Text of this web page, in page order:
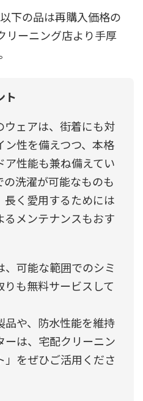
下の品は再購入価格の
リーニング店より手厚
ト
ウェアは、街着にも対
ン性を備えつつ、本格
ア性能も兼ね備えてい
の洗濯が可能なものも
長く愛用するためには
るメンテナンスもおす
、可能な範囲でのシミ
りも無料サービスして
品や、防水性能を維持
ーは、宅配クリーニン
」をぜひご活用くださ